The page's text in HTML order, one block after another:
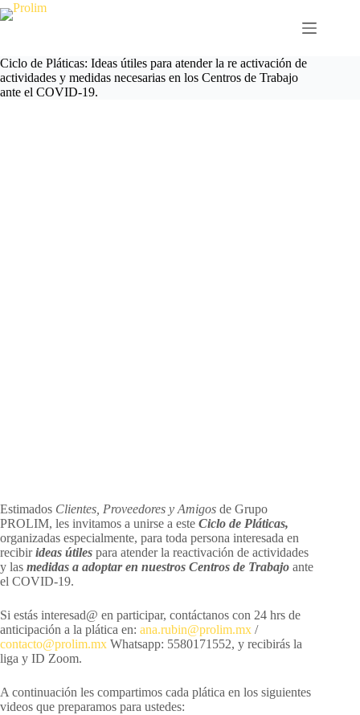
Saltar
al
Ciclo de Pláticas: Ideas útiles para atender la re activación de
actividades y medidas necesarias en los Centros de Trabajo
ante el COVID-19.
Estimados Clientes, Proveedores y Amigos de Grupo
PROLIM, les invitamos a unirse a este Ciclo de Pláticas,
organizadas especialmente, para toda persona interesada en
recibirideas útiles para atender la reactivación de actividades
y las medidas a adoptar en nuestros Centros de Trabajo ante
el COVID-19.
Si estás interesad@ en participar, contáctanos con 24 hrs de
anticipación a la plática en: ana.rubin@prolim.mx /
contacto@prolim.mx Whatsapp: 5580171552, y recibirás la
liga y ID Zoom.
A continuación les compartimos cada plática en los siguientes
videos que preparamos para ustedes: